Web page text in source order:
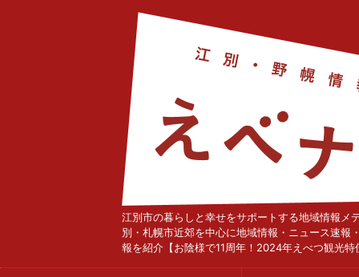
江別市の暮らしと幸せをサポートする地域情報
別・札幌市近郊を中心に地域情報・ニュース速報
報を紹介【お陰様で11周年！2024年えべつ観光特